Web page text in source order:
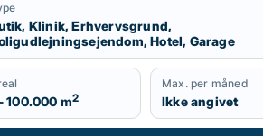
Klinik, Erhvervsgrund,
Hotel, Garage
100.000 m2
Max. per måned
Ikke angivet